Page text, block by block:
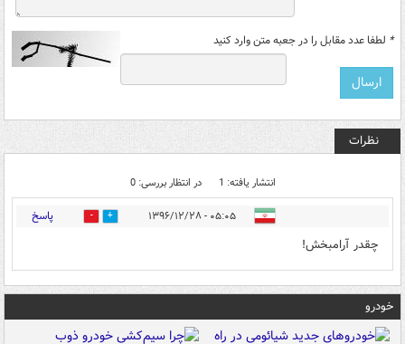
* لطفا عدد مقابل را در جعبه متن وارد کنید
نظرات
انتشار یافته: 1 در انتظار بررسی: 0
۰۵:۰۵ - ۱۳۹۶/۱۲/۲۸ 6 پاسخ
چقدر آرامبخش!
خودرو